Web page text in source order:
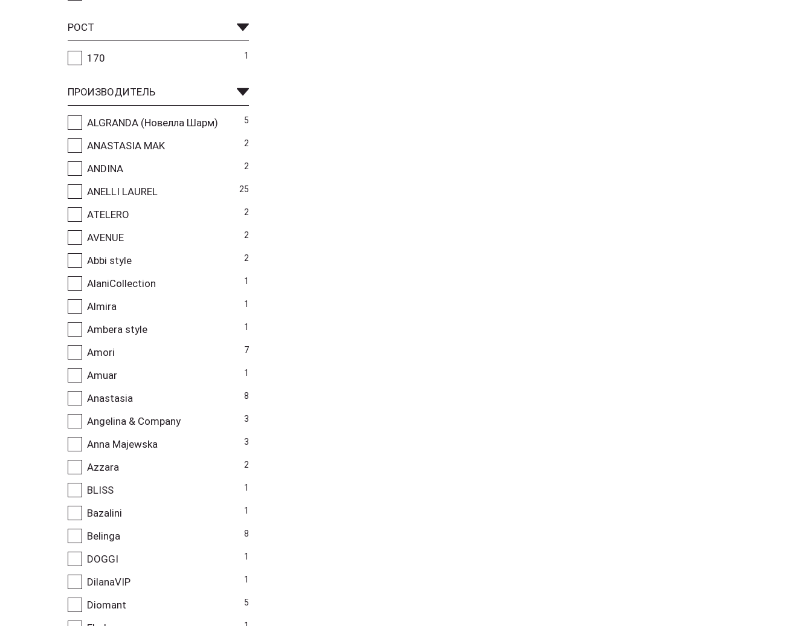
РОСТ
170 1
ПРОИЗВОДИТЕЛЬ
ALGRANDA (Новелла Шарм) 5
ANASTASIA MAK 2
ANDINA 2
ANELLI LAUREL 25
ATELERO 2
AVENUE 2
Abbi style 2
AlaniCollection 1
Almira 1
Ambera style 1
Amori 7
Amuar 1
Anastasia 8
Angelina & Company 3
Anna Majewska 3
Azzara 2
BLISS 1
Bazalini 1
Belinga 8
DOGGI 1
DilanaVIP 1
Diomant 5